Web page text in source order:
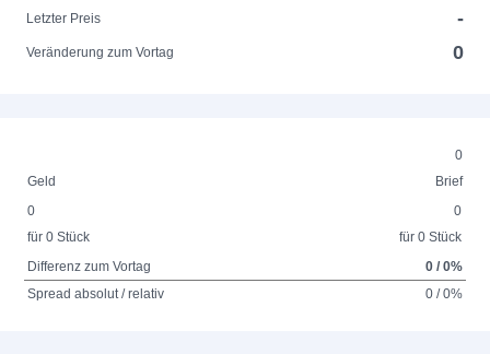
Letzter Preis
-
Veränderung zum Vortag 0
0
Geld
Brief
0
für 0 Stück
0
für 0 Stück
Differenz zum Vortag
0 / 0%
Spread absolut / relativ
0 / 0%